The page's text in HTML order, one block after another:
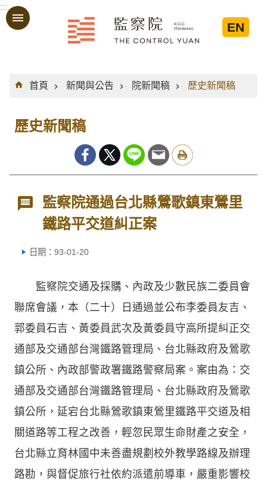
跳到主要內容區塊
:::
EN
:::
首頁
新聞與公告 院新聞稿 歷史新聞稿
歷史新聞稿
監察院通過台北縣鶯歌鎮東鶯里
鐵路平交道糾正案
日期：93-01-20
監察院交通及採購、內政及少數民族二委員會
聯席會議，本（二十）日通過並公布李委員友吉、
郭委員石吉、黃委員武次及黃委員守高所提糾正交
通部及交通部台灣鐵路管理局、台北縣政府及鶯歌
鎮公所、內政部警政署鐵路警察局案。案由為：交
通部及交通部台灣鐵路管理局、台北縣政府及鶯歌
鎮公所，延宕台北縣鶯歌鎮東鶯里鐵路平交道及相
關道路等工程之改善，輕忽民眾生命財產之安全，
台北縣立育林國中未善盡規劃校外教學路線及辦理
路勘，與督促旅行社依約派遣前導車，嚴重影響校